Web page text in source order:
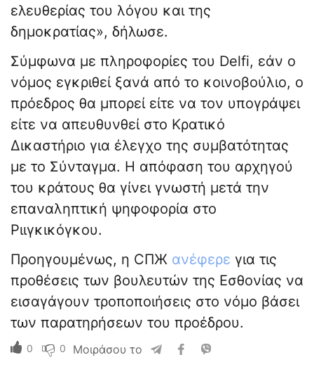
ελευθερίας του λόγου και της
δημοκρατίας», δήλωσε.
Σύμφωνα με πληροφορίες του Delfi, εάν ο
νόμος εγκριθεί ξανά από το κοινοβούλιο, ο
πρόεδρος θα μπορεί είτε να τον υπογράψει
είτε να απευθυνθεί στο Κρατικό
Δικαστήριο για έλεγχο της συμβατότητας
με το Σύνταγμα. Η απόφαση του αρχηγού
του κράτους θα γίνει γνωστή μετά την
επαναληπτική ψηφοφορία στο
Ριιγκικόγκου.
Προηγουμένως, η СПЖ ανέφερε για τις
προθέσεις των βουλευτών της Εσθονίας να
εισαγάγουν τροποποιήσεις στο νόμο βάσει
των παρατηρήσεων του προέδρου.
0 0 Μοιράσου το